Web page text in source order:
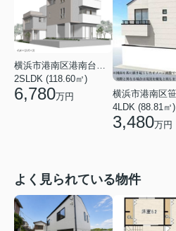
2SLDK (118.60㎡)
6,780万円
4LDK (88.81㎡)
3,480万円
よく見られている物件